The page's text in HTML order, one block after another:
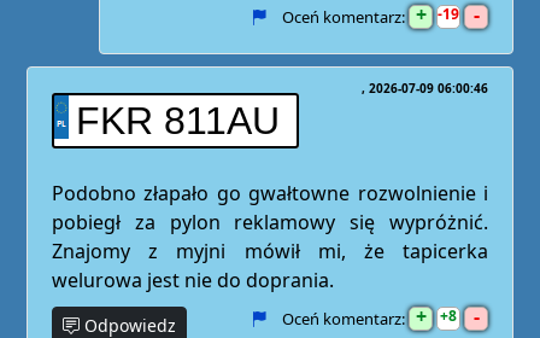
Oceń komentarz: + 19 -
FKR 811AU
2026-07-09 06:00:46
Podobno złapało go gwałtowne rozwolnienie i
pobiegł za pylon reklamowy się wypróżnić.
Znajomy z myjni mówił mi, że tapicerka
welurowa jest nie do doprania.
Odpowiedz Oceń komentarz: + 8 -